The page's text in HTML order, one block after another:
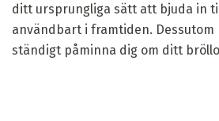
ditt ursprungliga sätt att bjuda in
användbart i framtiden. Dessutom
ständigt påminna dig om ditt